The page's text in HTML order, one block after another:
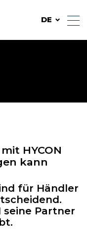
DE
HYCON
kann
für Händler
seine Partner